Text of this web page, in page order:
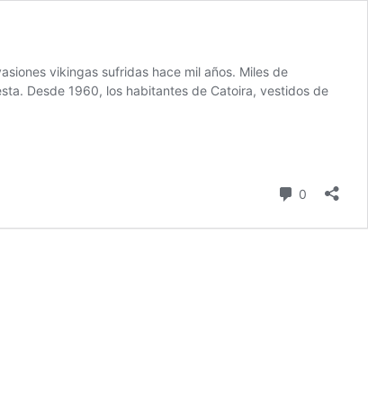
vikingas sufridas hace mil años. Miles de
Desde 1960, los habitantes de Catoira, vestidos de
0